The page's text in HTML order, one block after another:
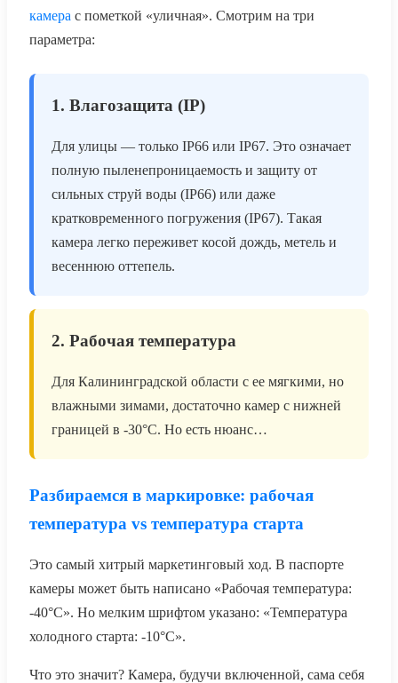
камера с пометкой «уличная». Смотрим на три
параметра:
1. Влагозащита (IP)
Для улицы — только IP66 или IP67. Это означает
полную пыленепроницаемость и защиту от
сильных струй воды (IP66) или даже
кратковременного погружения (IP67). Такая
камера легко переживет косой дождь, метель и
весеннюю оттепель.
2. Рабочая температура
Для Калининградской области с ее мягкими, но
влажными зимами, достаточно камер с нижней
границей в -30°C. Но есть нюанс…
Разбираемся в маркировке: рабочая
температура vs температура старта
Это самый хитрый маркетинговый ход. В паспорте
камеры может быть написано «Рабочая температура:
-40°C». Но мелким шрифтом указано: «Температура
холодного старта: -10°C».
Что это значит? Камера, будучи включенной, сама себя